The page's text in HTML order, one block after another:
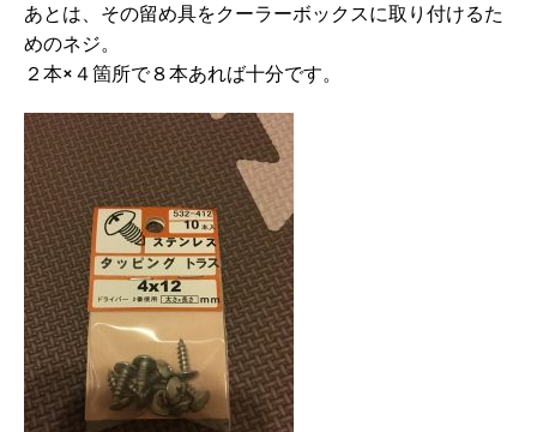
あとは、その留め具をクーラーボックスに取り付けるた
めのネジ。
２本×４箇所で８本あれば十分です。